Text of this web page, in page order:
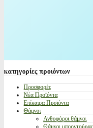
κατηγορίες προιόντων
Προσφορές
Νέα Προϊόντα
Επίκαιρα Προϊόντα
Θάμνοι
Ανθοφόροι θάμνοι
Θάμνοι